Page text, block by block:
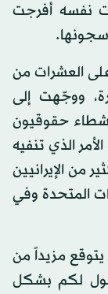
نفسه أفرجت
العشرات من
ووجّهت إلى
حقوقيون
الذي تنفيه
من الإيرانيين
المتحدة وفي
يتوقع مزيداً من
لكم بشكل